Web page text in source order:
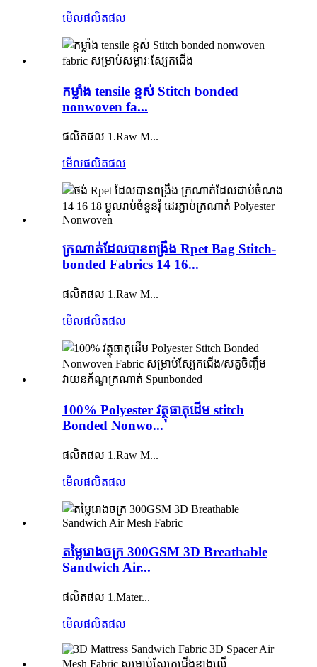
មើលផលិតផល
កម្លាំង tensile ខ្ពស់ Stitch bonded
nonwoven fa...
ផលិតផល 1.Raw M...
មើលផលិតផល
ក្រណាត់​ដែល​បាន​ពង្រឹង Rpet Bag Stitch-
bonded Fabrics 14 16...
ផលិតផល 1.Raw M...
មើលផលិតផល
100% Polyester វត្ថុធាតុដើម stitch
Bonded Nonwo...
ផលិតផល 1.Raw M...
មើលផលិតផល
តម្លៃរោងចក្រ 300GSM 3D Breathable
Sandwich Air...
ផលិតផល 1.Mater...
មើលផលិតផល